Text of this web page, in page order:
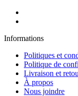
Informations
Politiques et
Politique de
Livraison et
À propos
Nous joindre